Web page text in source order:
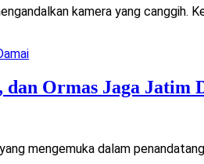
kamera yang canggih.
Ormas Jaga Jatim
mengemuka dalam